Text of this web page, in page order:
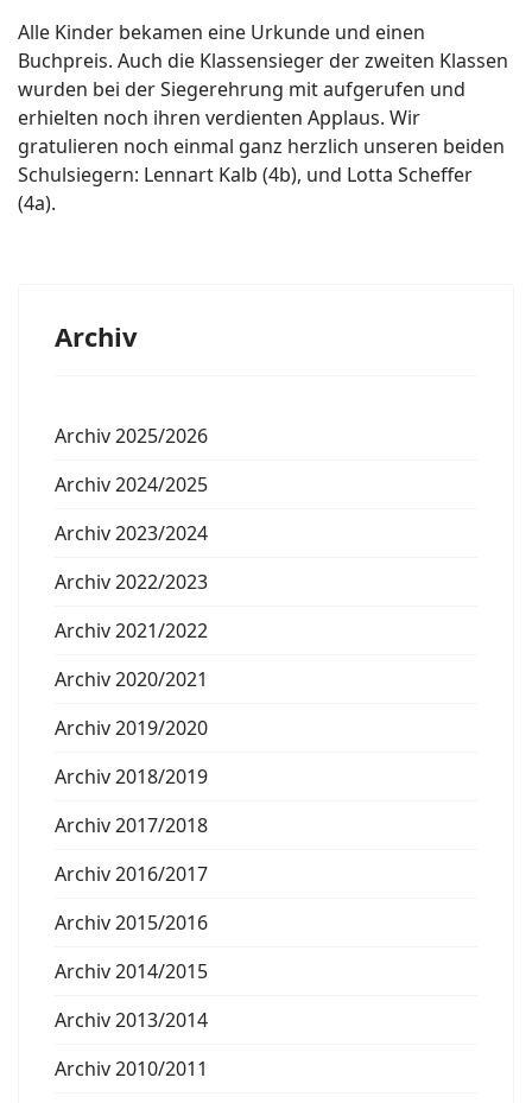
Alle Kinder bekamen eine Urkunde und einen
Buchpreis. Auch die Klassensieger der zweiten Klassen
wurden bei der Siegerehrung mit aufgerufen und
erhielten noch ihren verdienten Applaus. Wir
gratulieren noch einmal ganz herzlich unseren beiden
Schulsiegern: Lennart Kalb (4b), und Lotta Scheffer
(4a).
Archiv
Archiv 2025/2026
Archiv 2024/2025
Archiv 2023/2024
Archiv 2022/2023
Archiv 2021/2022
Archiv 2020/2021
Archiv 2019/2020
Archiv 2018/2019
Archiv 2017/2018
Archiv 2016/2017
Archiv 2015/2016
Archiv 2014/2015
Archiv 2013/2014
Archiv 2010/2011